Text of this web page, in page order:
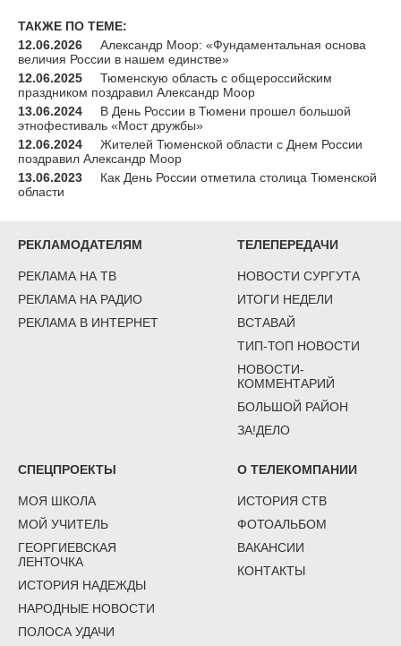
ТАКЖЕ ПО ТЕМЕ:
12.06.2026
Александр Моор: «Фундаментальная основа
величия России в нашем единстве»
12.06.2025
Тюменскую область с общероссийским
праздником поздравил Александр Моор
13.06.2024
В День России в Тюмени прошел большой
этнофестиваль «Мост дружбы»
12.06.2024
Жителей Тюменской области с Днем России
поздравил Александр Моор
13.06.2023
Как День России отметила столица Тюменской
области
РЕКЛАМОДАТЕЛЯМ
РЕКЛАМА НА ТВ
РЕКЛАМА НА РАДИО
РЕКЛАМА В ИНТЕРНЕТ
ТЕЛЕПЕРЕДАЧИ
НОВОСТИ СУРГУТА
ИТОГИ НЕДЕЛИ
ВСТАВАЙ
ТИП-ТОП НОВОСТИ
НОВОСТИ-
КОММЕНТАРИЙ
БОЛЬШОЙ РАЙОН
ЗА!ДЕЛО
СПЕЦПРОЕКТЫ
МОЯ ШКОЛА
МОЙ УЧИТЕЛЬ
ГЕОРГИЕВСКАЯ
ЛЕНТОЧКА
ИСТОРИЯ НАДЕЖДЫ
НАРОДНЫЕ НОВОСТИ
ПОЛОСА УДАЧИ
О ТЕЛЕКОМПАНИИ
ИСТОРИЯ СТВ
ФОТОАЛЬБОМ
ВАКАНСИИ
КОНТАКТЫ